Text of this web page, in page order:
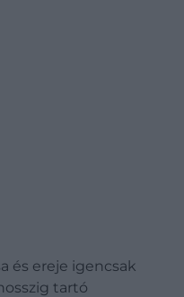
és ereje igencsak
tartó